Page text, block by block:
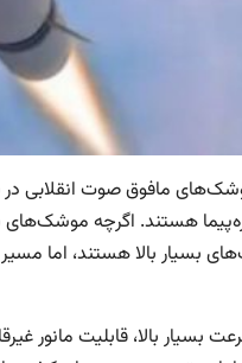
سال ۲۰۲۱ منتشر شد، موشک‌های
هستند. اگرچه موشک‌های
بسیار بالا هستند، اما
بالا، قابلیت مانور